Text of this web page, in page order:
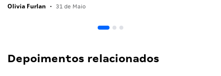
Olivia Furlan • 31 de Maio
Depoimentos relacionados